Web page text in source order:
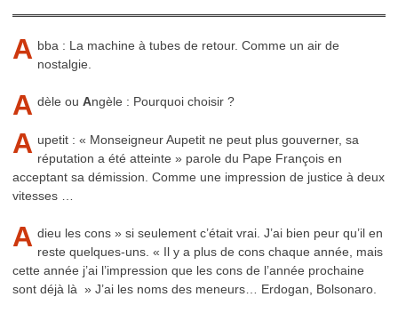
A bba : La machine à tubes de retour. Comme un air de
nostalgie.
A dèle ouAngèle : Pourquoi choisir ?
A upetit : « Monseigneur Aupetit ne peut plus gouverner, sa
réputation a été atteinte » parole du Pape François en
acceptant sa démission. Comme une impression de justice à deux
vitesses …
A dieu les cons » si seulement c’était vrai. J’ai bien peur qu’il en
reste quelques-uns. « Il y a plus de cons chaque année, mais
cette année j’ai l’impression que les cons de l’année prochaine
sont déjà là » J’ai les noms des meneurs… Erdogan, Bolsonaro.